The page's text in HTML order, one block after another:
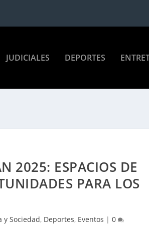
JUDICIALES DEPORTES
2025: ESPACIOS DE
PARA LOS
y Sociedad, Deportes, Eventos |0